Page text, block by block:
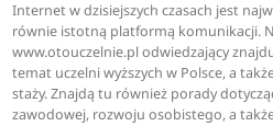
Internet w dzisiejszych czasach jest
równie istotną platformą komunikacji.
www.otouczelnie.pl odwiedzający
temat uczelni wyższych w Polsce, a
staży. Znajdą tu również porady
zawodowej, rozwoju osobistego, a